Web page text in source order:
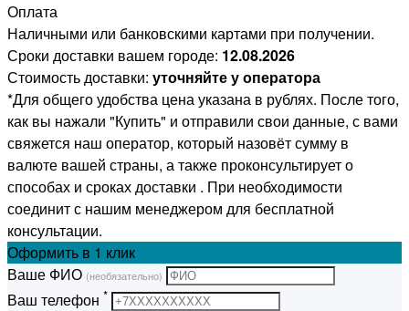
Оплата
Наличными или банковскими картами при получении.
Сроки доставки вашем городе: 12.08.2026
Стоимость доставки: уточняйте у оператора
*Для общего удобства цена указана в рублях. После того,
как вы нажали "Купить" и отправили свои данные, с вами
свяжется наш оператор, который назовёт сумму в
валюте вашей страны, а также проконсультирует о
способах и сроках доставки . При необходимости
соединит с нашим менеджером для бесплатной
консультации.
Оформить в 1 клик
Ваше ФИО (необязательно)
Ваш телефон *